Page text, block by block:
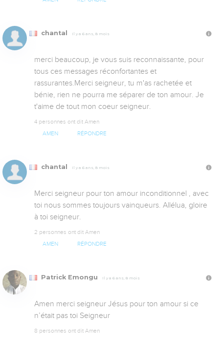
chantal Il y a 6 ans, 8 mois
merci beaucoup, je vous suis reconnaissante, pour
tous ces messages réconfortantes et
rassurantes.Merci seigneur, tu m'as rachetée et
bénie, rien ne pourra me séparer de ton amour. Je
t'aime de tout mon coeur seigneur.
4 personnes ont dit Amen
AMEN RÉPONDRE
chantal Il y a 6 ans, 8 mois
Merci seigneur pour ton amour inconditionnel , avec
toi nous sommes toujours vainqueurs. Allélua, gloire
à toi seigneur.
2 personnes ont dit Amen
AMEN RÉPONDRE
Patrick Emongu Il y a 6 ans, 8 mois
Amen merci seigneur Jésus pour ton amour si ce
n’était pas toi Seigneur
8 personnes ont dit Amen